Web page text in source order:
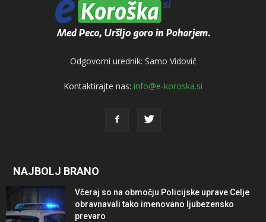
Odgovorni urednik: Samo Vidovič
Kontaktirajte nas: info@e-koroska.si
NAJBOLJ BRANO
Včeraj so na območju Policijske uprave Celje
obravnavali tako imenovano ljubezensko
prevaro